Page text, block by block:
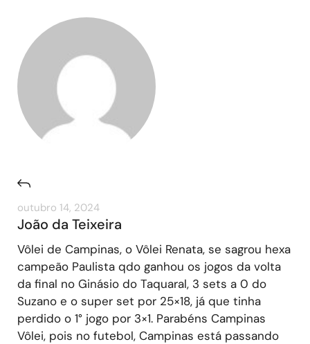
outubro 14, 2024
João da Teixeira
Vôlei de Campinas, o Vôlei Renata, se sagrou hexa
campeão Paulista qdo ganhou os jogos da volta
da final no Ginásio do Taquaral, 3 sets a 0 do
Suzano e o super set por 25×18, já que tinha
perdido o 1° jogo por 3×1. Parabéns Campinas
Vôlei, pois no futebol, Campinas está passando